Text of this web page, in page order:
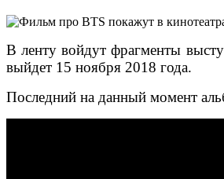
В ленту войдут фрагменты
выйдет 15 ноября 2018 года.
Последний на данный момент